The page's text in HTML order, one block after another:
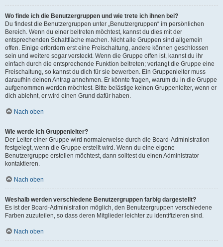
Wo finde ich die Benutzergruppen und wie trete ich ihnen bei?
Du findest die Benutzergruppen unter „Benutzergruppen“ im persönlichen
Bereich. Wenn du einer beitreten möchtest, kannst du dies mit der
entsprechenden Schaltfläche machen. Nicht alle Gruppen sind allgemein
offen. Einige erfordern erst eine Freischaltung, andere können geschlossen
sein und weitere sogar versteckt. Wenn die Gruppe offen ist, kannst du ihr
einfach durch die entsprechende Funktion beitreten; verlangt die Gruppe eine
Freischaltung, so kannst du dich für sie bewerben. Ein Gruppenleiter muss
daraufhin deinen Antrag annehmen. Er könnte fragen, warum du in die Gruppe
aufgenommen werden möchtest. Bitte belästige keinen Gruppenleiter, wenn er
dich ablehnt, er wird einen Grund dafür haben.
Nach oben
Wie werde ich Gruppenleiter?
Der Leiter einer Gruppe wird normalerweise durch die Board-Administration
festgelegt, wenn die Gruppe erstellt wird. Wenn du eine eigene
Benutzergruppe erstellen möchtest, dann solltest du einen Administrator
kontaktieren.
Nach oben
Weshalb werden verschiedene Benutzergruppen farbig dargestellt?
Es ist der Board-Administration möglich, den Benutzergruppen verschiedene
Farben zuzuteilen, so dass deren Mitglieder leichter zu identifizieren sind.
Nach oben